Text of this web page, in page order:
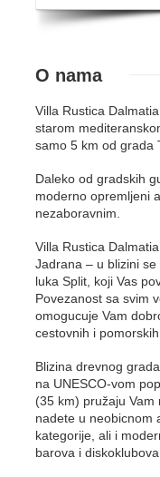
O nama
Villa Rustica
starom
samo 5 km od grada
Daleko od gradskih
moderno opremljeni
nezaboravnim.
Villa Rustica
Jadrana – u blizini
luka Split, koji Vas
Povezanost sa svim
omogucuje Vam
cestovnih i pomorskih
Blizina drevnog
na UNESCO-vom
(35 km) pružaju
nadete u neobicnom
kategorije, ali i
barova i diskoklubova.